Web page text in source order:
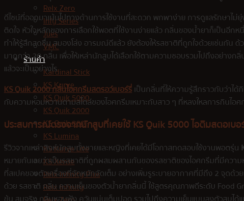
Relx Zero
Infy Series
Jues
VMC
ร้านค้า
Kardinal Stick
KS Kurve
KS Quik 5000
KS Quik 2000
KS Quik 800
KS Lumina
KS Kurve Lite
KS Xense
Relx Infinity Plus
Relx Infinity
ดีไซน์ที่ออกมาเน้นไปทางด้านการใช้งานที่สะดวก พกพาง่าย การดูแลรักษาไม่
ติดใจ หัวใจหลักของการเลือกใช้พอตที่ใช้งานง่ายแล้ว กลิ่นของน้ำยาก็เป็นอี
ทำให้รู้สึกสดชื่น สมองโล่ง อารมณ์ดีแล้ว ยังต้องให้รสชาติที่ถูกใจด้วยเช่นกัน ด้
มากกว่า 20 กลิ่น เพื่อให้เหล่านักสูบได้เลือกใช้ตามความชอบรวมไปถึงอย่างก
แล้วจะเป็นอย่างไร
KS Quik 2000 กลิ่นไอศกรีมสตรอว์เบอร์รี่เป็นกลิ่นที่ให้ความรู้สึกราวกับว่าได้
กับความหอมหวานตามสไตล์ของไอศกรีมเหมาะกับสาว ๆ ที่หลงใหลการกินไ
ประสบการณ์ตรงจากนักสูบที่เคยใช้KS Quik 5000ไอติมสตอเบอ
รีวิวจากเหล่าสิงห์นักสูบทั้งชายและหญิงที่เคยได้มีโอกาสทดสอบใช้งานพอตรุ่น
หมายกันเลยว่าเป็นรสชาติที่ถูกผสมผสานกันของรสชาติของไอศกรีมที่มีควา
ที่สเปคของตัวเครื่องที่จัดหนักจัดเต็ม อย่างเพิ่มรูระบายอากาศที่มีถึง 2 จุดด้
ด้วย รสชาติ กลิ่น ความเย็นของตัวน้ำยากลิ่นนี้ ใช้สูตรคุณภาพดีระดับ Food